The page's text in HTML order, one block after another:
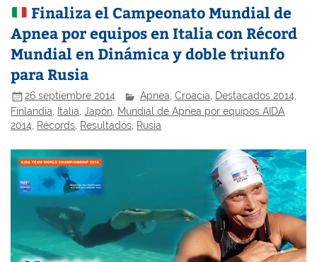
Finaliza el Campeonato Mundial de
Apnea por equipos en Italia con Récord
Mundial en Dinámica y doble triunfo
para Rusia
26 septiembre 2014 Apnea,Croacia, Destacados 2014,
Finlandia
Italia ,Japón Mundial de Apnea por equipos AIDA
2014 Récords Resultados Rusia